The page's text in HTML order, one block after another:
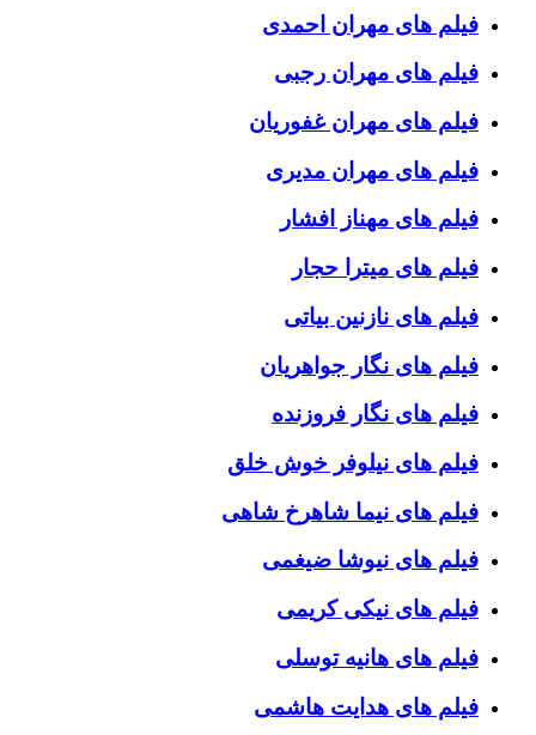
فیلم های مهران احمدی
فیلم های مهران رجبی
فیلم های مهران غفوریان
فیلم های مهران مدیری
فیلم های مهناز افشار
فیلم های میترا حجار
فیلم های نازنین بیاتی
فیلم های نگار جواهریان
فیلم های نگار فروزنده
فیلم های نیلوفر خوش خلق
فیلم های نیما شاهرخ شاهی
فیلم های نیوشا ضیغمی
فیلم های نیکی کریمی
فیلم های هانیه توسلی
فیلم های هدایت هاشمی